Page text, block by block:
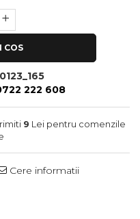
COS
222 608
9 Lei pentru comenzile
Cere informatii